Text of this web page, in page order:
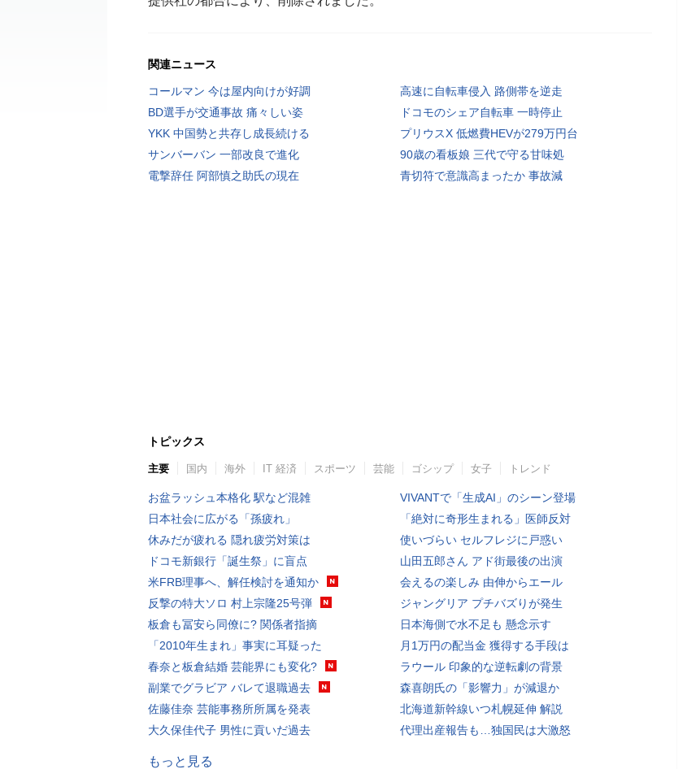
関連ニュース
コールマン 今は屋内向けが好調
高速に自転車侵入 路側帯を逆走
BD選手が交通事故 痛々しい姿
ドコモのシェア自転車 一時停止
YKK 中国勢と共存し成長続ける
プリウスX 低燃費HEVが279万円台
サンバーバン 一部改良で進化
90歳の看板娘 三代で守る甘味処
電撃辞任 阿部慎之助氏の現在
青切符で意識高まったか 事故減
トピックス
主要 国内 海外 IT 経済 スポーツ 芸能 ゴシップ 女子 トレンド
お盆ラッシュ本格化 駅など混雑
日本社会に広がる「孫疲れ」
休みだが疲れる 隠れ疲労対策は
ドコモ新銀行「誕生祭」に盲点
米FRB理事へ、解任検討を通知か
反撃の特大ソロ 村上宗隆25号弾
板倉も冨安ら同僚に? 関係者指摘
「2010年生まれ」事実に耳疑った
春奈と板倉結婚 芸能界にも変化?
副業でグラビア バレて退職過去
佐藤佳奈 芸能事務所所属を発表
大久保佳代子 男性に貢いだ過去
VIVANTで「生成AI」のシーン登場
「絶対に奇形生まれる」医師反対
使いづらい セルフレジに戸惑い
山田五郎さん アド街最後の出演
会えるの楽しみ 由伸からエール
ジャングリア プチバズりが発生
日本海側で水不足も 懸念示す
月1万円の配当金 獲得する手段は
ラウール 印象的な逆転劇の背景
森喜朗氏の「影響力」が減退か
北海道新幹線いつ札幌延伸 解説
代理出産報告も…独国民は大激怒
もっと見る